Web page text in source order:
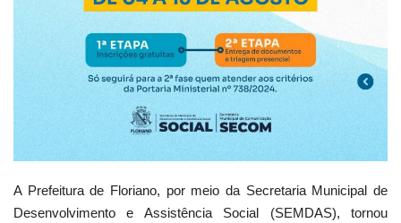
A Prefeitura de Floriano, por meio da Secretaria Municipal de
Desenvolvimento e Assistência Social (SEMDAS), tornou